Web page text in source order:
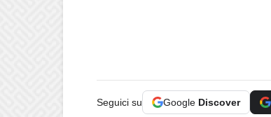
Seguici su Google Discover